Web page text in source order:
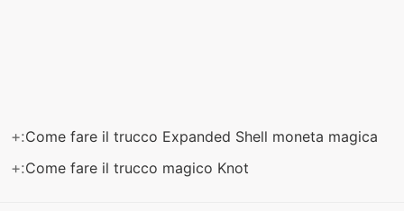
+:Come fare il trucco Expanded Shell moneta magica
+:Come fare il trucco magico Knot